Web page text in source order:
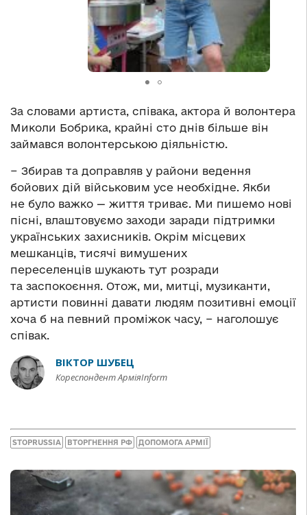
За словами артиста, співака, актора й волонтера
Миколи Бобрика, крайні сто днів більше він
займався волонтерською діяльністю.
− Збирав та доправляв у райони ведення
бойових дій військовим усе необхідне. Якби
не було важко — життя триває. Ми пишемо нові
пісні, влаштовуємо заходи заради підтримки
українських захисників. Окрім місцевих
мешканців, тисячі вимушених
переселенців шукають тут розради
та заспокоєння. Отож, ми, митці, музиканти,
артисти повинні давати людям позитивні емоції
хоча б на певний проміжок часу, − наголошує
співак.
ВІКТОР ШУБЕЦ
Кореспондент АрміяInform
STOPRUSSIA ВТОРГНЕННЯ РФ ДОПОМОГА АРМІЇ